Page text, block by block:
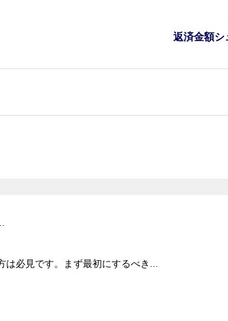
返済金額シ
は必見です。まず最初にするべき...